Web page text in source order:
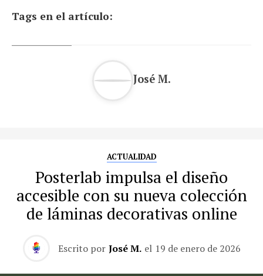
Tags en el artículo:
José M.
ACTUALIDAD
Posterlab impulsa el diseño
accesible con su nueva colección
de láminas decorativas online
Escrito por José M. el 19 de enero de 2026